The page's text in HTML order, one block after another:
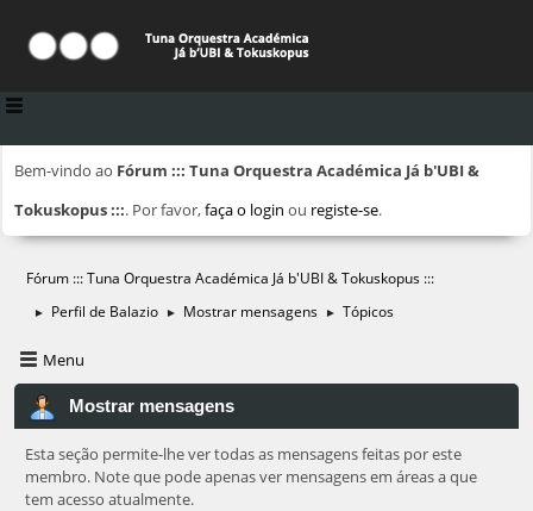
Bem-vindo ao Fórum ::: Tuna Orquestra Académica Já b'UBI &
Tokuskopus :::. Por favor,faça o login ou registe-se.
Fórum ::: Tuna Orquestra Académica Já b'UBI & Tokuskopus :::
► Perfil de Balazio ► Mostrar mensagens ► Tópicos
Menu
Mostrar mensagens
Esta seção permite-lhe ver todas as mensagens feitas por este
membro. Note que pode apenas ver mensagens em áreas a que
tem acesso atualmente.